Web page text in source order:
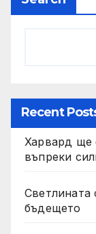
Recent
Харвард ще
въпреки
Светлината
бъдещето